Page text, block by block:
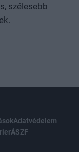
szélesebb
Adatvédelem
ÁSZF